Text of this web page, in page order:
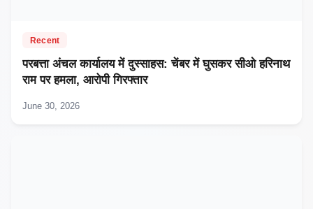
Recent
परबत्ता अंचल कार्यालय में दुस्साहस: चेंबर में घुसकर सीओ हरिनाथ
राम पर हमला, आरोपी गिरफ्तार
June 30, 2026